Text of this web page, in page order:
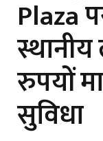
Plaza
रुपयों
सुविधा